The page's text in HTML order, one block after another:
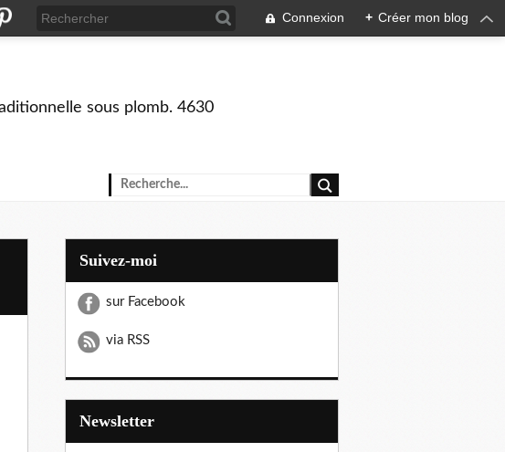
Connexion + Créer mon blog
sous plomb. 4630
Suivez-moi
sur Facebook
via RSS
Newsletter